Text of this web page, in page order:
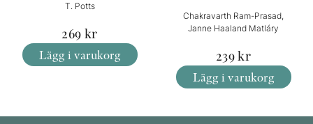
T. Potts
269 kr
Lägg i varukorg
Chakravarth Ram-Prasad,
Janne Haaland Matláry
239kr
Lägg i varukorg